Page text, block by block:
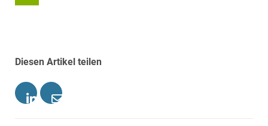
Diesen Artikel teilen